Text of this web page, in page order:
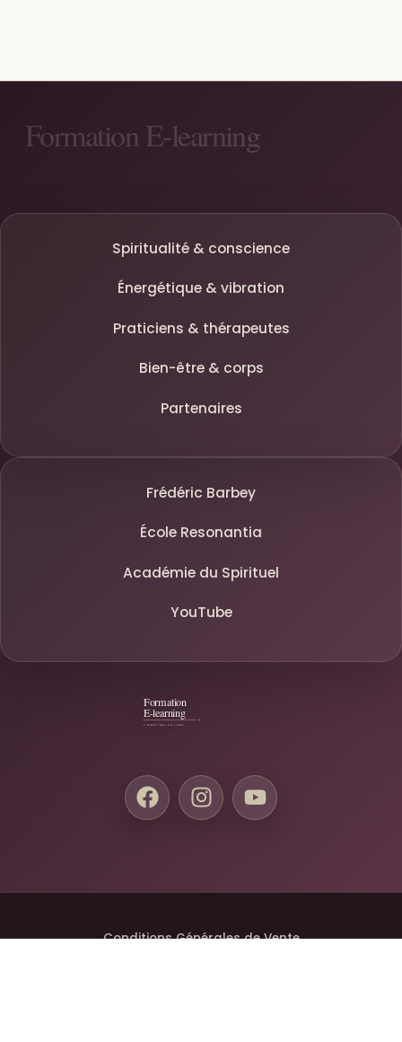
Spiritualité & conscience
Énergétique & vibration
Praticiens & thérapeutes
Bien-être & corps
Partenaires
Frédéric Barbey
École Resonantia
Académie du Spirituel
YouTube
Conditions Générales de Vente